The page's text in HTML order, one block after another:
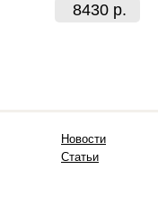
8430 р.
Новости
Статьи